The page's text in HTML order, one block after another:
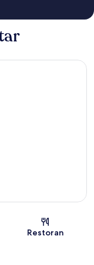
Restoran